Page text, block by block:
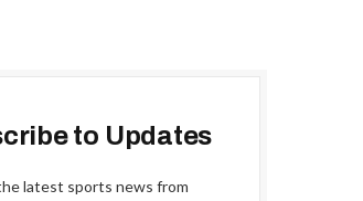
to Updates
latest sports news from